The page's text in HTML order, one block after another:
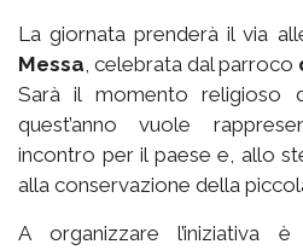
La giornata prenderà il via
Messa, celebrata dal parroco
Sarà il momento religioso
quest’anno vuole
incontro per il paese e, allo
alla conservazione della
A organizzare l’iniziativa